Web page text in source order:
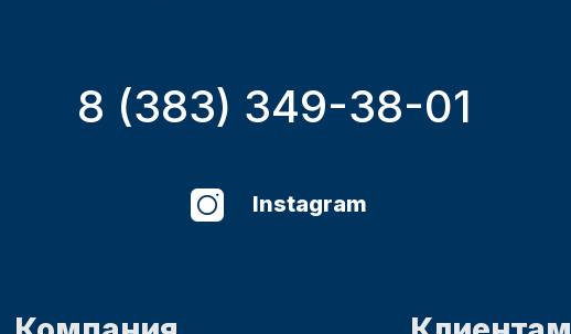
8 (383) 349-38-01
Instagram